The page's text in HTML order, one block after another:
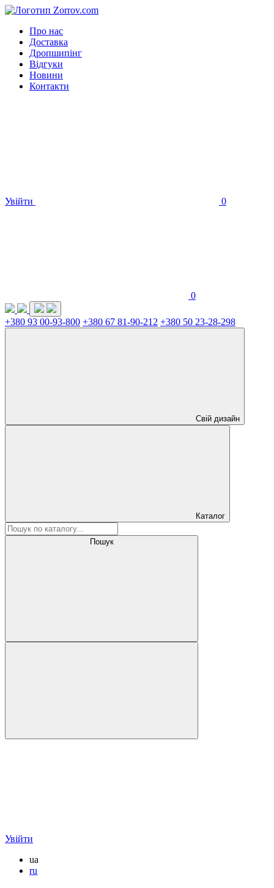
Про нас
Доставка
Дропшипінг
Відгуки
Новини
Контакти
Увійти 0
0
+380 93 00-93-800 +380 67 81-90-212 +380 50 23-28-298
Свій дизайн
Каталог
Пошук
Увійти
ua
ru